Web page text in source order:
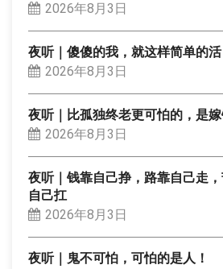
2026年8月3日
夜听｜傻傻的我，就这样简单的活
2026年8月3日
夜听｜比孤独终老更可怕的，是
2026年8月3日
夜听｜钱靠自己挣，路靠自己走
自己扛
2026年8月3日
夜听｜鬼不可怕，可怕的是人！